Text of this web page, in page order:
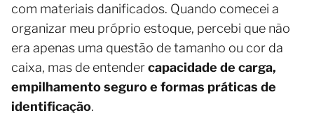
com materiais danificados. Quando comecei a
organizar meu próprio estoque, percebi que não
era apenas uma questão de tamanho ou cor da
caixa, mas de entendercapacidade de carga,
empilhamento seguro e formas práticas de
identificação.